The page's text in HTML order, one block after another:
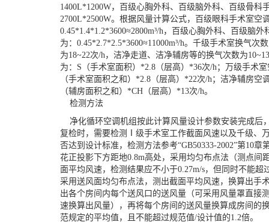
1400L*1200W，百级心胸外科、百级脑外科、百级骨科
2700L*2500W。根据风量计算公式，百级眼科手术室空
0.45*1.4*1.2*3600≈2800m³/h，百级心胸外科、百级脑
为：0.45*2.7*2.5*3600≈11000m³/h。千级手术室换气次
为18~22次/h，洁净走道、洁净辅房等的换气次数为
为：S（手术室面积）*2.8（层高）*36次/h；万级手术
（手术室面积之和）*2.8（层高）*22次/h；洁净辅房空
（辅房面积之和）*CH（层高）*13次/h。
检测方法
净化循环空调机组按此计算风量设计参数安装完成后
复检时，需要检测Ⅰ级手术室工作截面风速以及千级、
否达到设计标准，检测方法参考“GB50333-2002”第10
花正投影下方距地0.8m高处，采用均匀布点法（测点间
面平均风速，检测结果应不小于0.27m/s，但同时不能超
采用送风面均匀布点法，测出截面平均风速，换算出手
出各个房间内每个送风口的送风量（可采用风量罩直接
速换算出风量），再将每个房间的送风量换算成房间的
范规定的平均值，且不能超过规范值/设计值的1.2倍。